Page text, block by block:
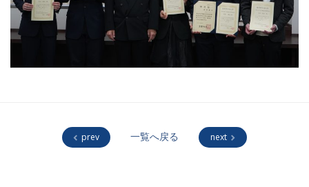
prev 一覧へ戻る next